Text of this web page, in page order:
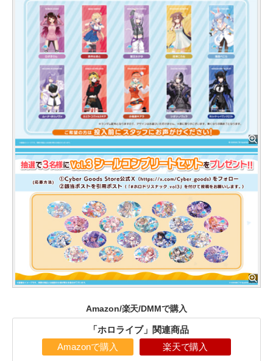
Amazon/楽天/DMMで購入
「ホロライブ」関連商品
Amazonで購入 楽天で購入